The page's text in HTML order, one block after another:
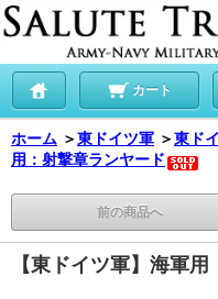
カート
ホーム ＞東ドイツ軍 ＞東ド
用：射撃章ランヤード
前の商品へ
【東ドイツ軍】海軍